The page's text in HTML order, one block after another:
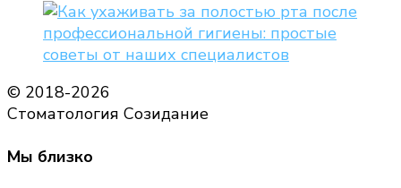
© 2018-2026
Стоматология Созидание
Мы близко